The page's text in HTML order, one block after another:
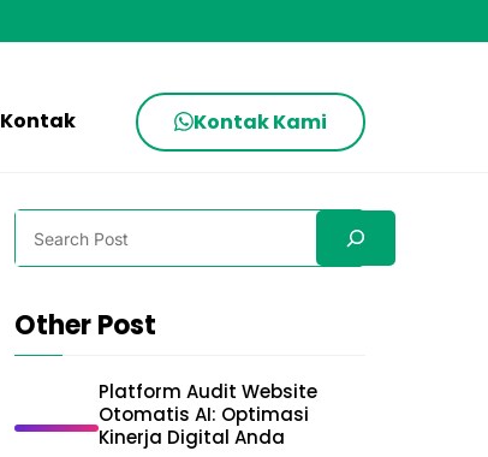
Kontak Kontak Kami
Search
Other Post
Platform Audit Website
Otomatis AI: Optimasi
Kinerja Digital Anda